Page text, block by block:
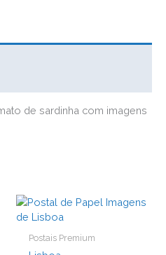
de sardinha com imagens
Postais Premium